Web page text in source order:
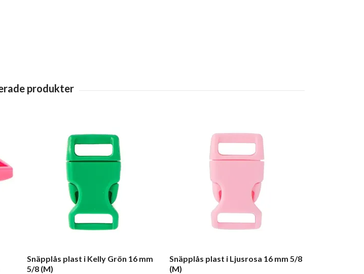
Snäpplås plast i Kelly Grön 16 mm
5/8 (M)
Snäpplås plast i Ljusrosa 16 mm 5/8
(M)